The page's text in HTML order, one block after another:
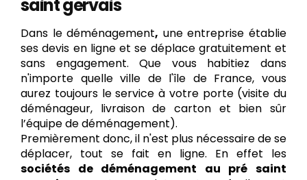
saint gervais
Dans le déménagement, une entreprise établie
ses devis en ligne et se déplace gratuitement et
sans engagement. Que vous habitiez dans
n'importe quelle ville de l'île de France, vous
aurez toujours le service à votre porte (visite du
déménageur, livraison de carton et bien sûr
l’équipe de déménagement).
Premièrement donc, il n'est plus nécessaire de se
déplacer, tout se fait en ligne. En effet les
sociétés de déménagement au pré saint